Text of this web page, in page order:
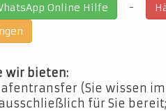
Online Hilfe -
wir bieten:
(Sie wissen
für Sie